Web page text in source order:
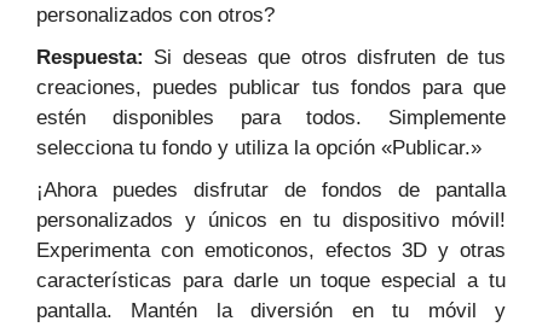
personalizados con otros?
Respuesta: Si deseas que otros disfruten de tus
creaciones, puedes publicar tus fondos para que
estén disponibles para todos. Simplemente
selecciona tu fondo y utiliza la opción «Publicar.»
¡Ahora puedes disfrutar de fondos de pantalla
personalizados y únicos en tu dispositivo móvil!
Experimenta con emoticonos, efectos 3D y otras
características para darle un toque especial a tu
pantalla. Mantén la diversión en tu móvil y